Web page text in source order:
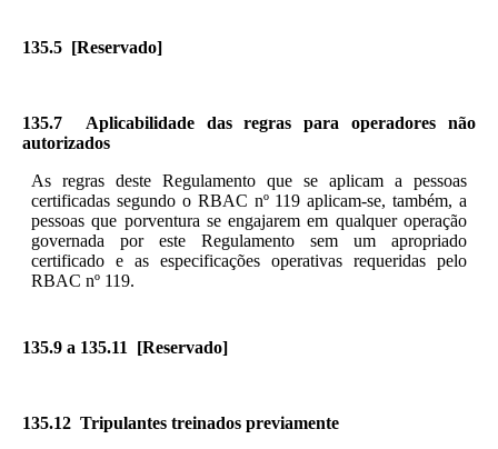
135.5 [Reservado]
135.7 Aplicabilidade das regras para operadores não
autorizados
As regras deste Regulamento que se aplicam a pessoas
certificadas segundo o RBAC nº 119 aplicam-se, também, a
pessoas que porventura se engajarem em qualquer operação
governada por este Regulamento sem um apropriado
certificado e as especificações operativas requeridas pelo
RBAC nº 119.
135.9 a 135.11 [Reservado]
135.12 Tripulantes treinados previamente